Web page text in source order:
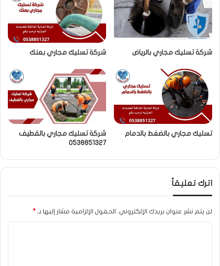
شركة تسليك مجاري بالرياض شركة تسليك مجاري بعنك
تسليك مجاري بالضغط بالدمام
شركة تسليك مجاري بالقطيف
0538851327
اترك تعليقاً
لن يتم نشر عنوان بريدك الإلكتروني. الحقول الإلزامية مشار إليها بـ *